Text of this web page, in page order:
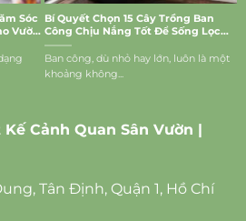
Sóc
Vườn
Bí Quyết Chọn 15 Cây Trồng Ban
Công Chịu Nắng Tốt Để Sống Lọc
Bụi, Mang Vượng Khí Vào Nhà
Ban công, dù nhỏ hay lớn, luôn là một
khoảng không...
Cảnh Quan Sân Vườn |
Tân Định, Quận 1, Hồ Chí